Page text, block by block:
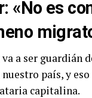
: «No es
a ser guardián
país, y
capitalina.